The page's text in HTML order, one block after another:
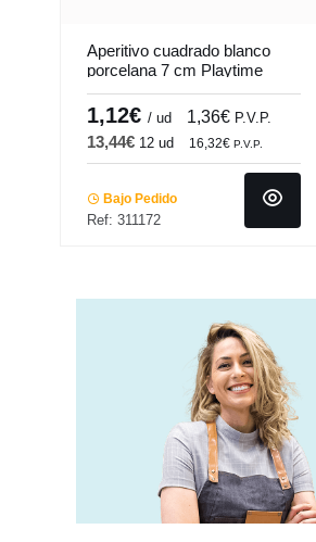
Aperitivo cuadrado blanco
porcelana 7 cm Playtime
Pro.mundi
1,12€ / ud 1,36€ P.V.P.
13,44€ 12 ud 16,32€ P.V.P.
Bajo Pedido
Ref: 311172